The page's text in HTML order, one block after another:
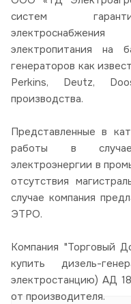
систем
электропитания на
генераторов как
Perkins, Deutz,
производства.
Представленные в
работы в случае
электроэнергии в
отсутствия
случае компания
ЭТРО.
Компания "Торговый
купить дизель-
электростанцию) АД
от производителя.